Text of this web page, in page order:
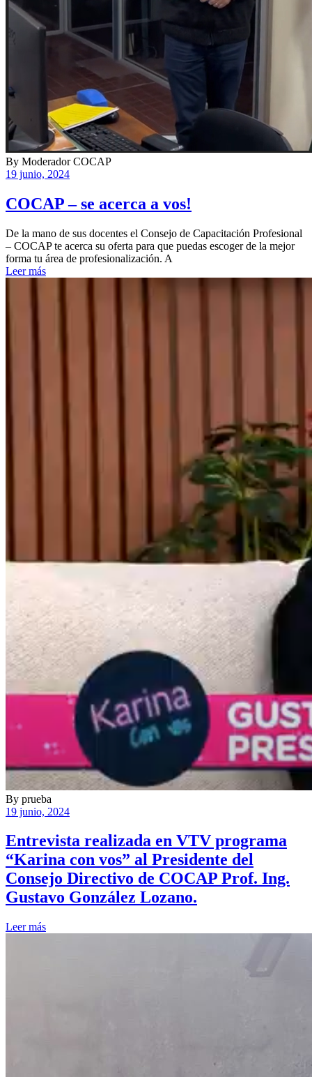
By Moderador COCAP
19 junio, 2024
COCAP – se acerca a vos!
De la mano de sus docentes el Consejo de Capacitación Profesional
– COCAP te acerca su oferta para que puedas escoger de la mejor
forma tu área de profesionalización. A
Leer más
By prueba
19 junio, 2024
Entrevista realizada en VTV programa
“Karina con vos” al Presidente del
Consejo Directivo de COCAP Prof. Ing.
Gustavo González Lozano.
Leer más